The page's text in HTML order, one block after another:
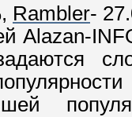
Rambler-
Alazan-